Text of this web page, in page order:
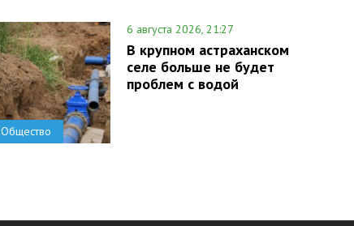
Общество
6 августа 2026, 21:27
В крупном астраханском
селе больше не будет
проблем с водой